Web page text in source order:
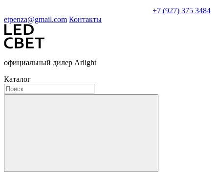
+7 (927) 375 3484
etpenza@gmail.com Контакты
официальный дилер Arlight
Каталог